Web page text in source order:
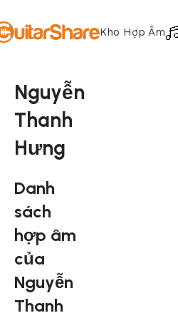
Kho Hợp Âm
Nguyễn
Thanh
Hưng
Danh
sách
hợp âm
của
Nguyễn
Thanh